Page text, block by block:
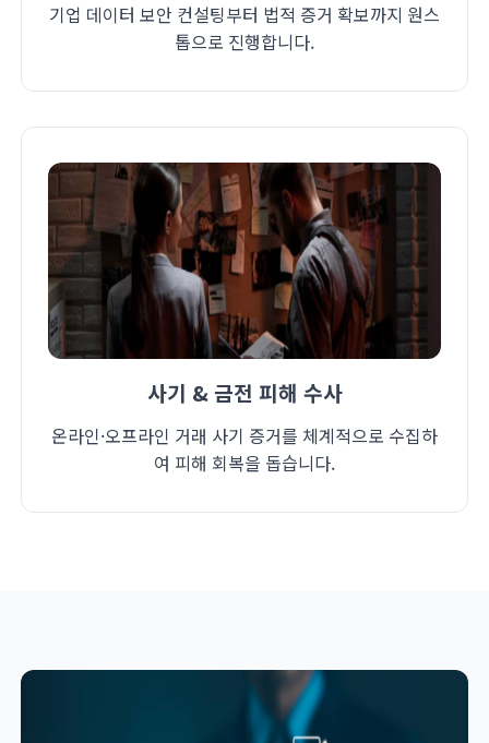
기업 데이터 보안 컨설팅부터 법적 증거 확보까지 원스
톱으로 진행합니다.
사기 & 금전 피해 수사
온라인·오프라인 거래 사기 증거를 체계적으로 수집하
여 피해 회복을 돕습니다.